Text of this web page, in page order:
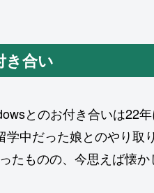
き合い
とのお付き合いは22
中だった娘とのやり取
ものの、今思えば懐か